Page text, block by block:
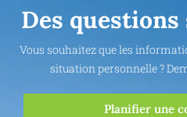
Des
Vous souhaitez que les
situation personnelle ?
Planifier une